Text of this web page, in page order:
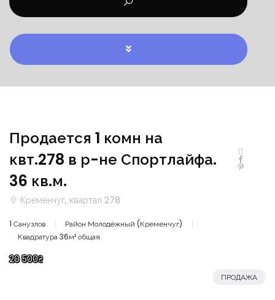
Продается 1 комн на
квт.278 в р-не Спортлайфа.
36 кв.м.
Кременчуг, квартал 278
1 Санузлов
Район Молодёжный (Кременчуг)
Квадратура 36м² общая
20 500₴
ПРОДАЖА